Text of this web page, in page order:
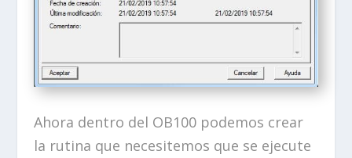
Ahora dentro del OB100 podemos crear
la rutina que necesitemos que se ejecute